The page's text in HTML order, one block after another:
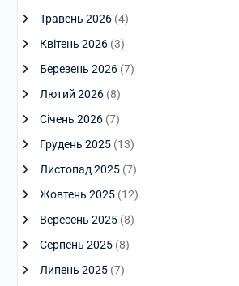
Травень 2026(4)
Квітень 2026(3)
Березень 2026(7)
Лютий 2026(8)
Січень 2026(7)
Грудень 2025(13)
Листопад 2025(7)
Жовтень 2025(12)
Вересень 2025(8)
Серпень 2025(8)
Липень 2025(7)